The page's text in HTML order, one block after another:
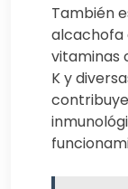
También
alcachofa
vitaminas
K y